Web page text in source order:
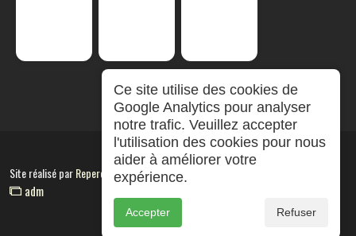
Site réalisé parRepereCom
adm
Ce site utilise des cookies de
Google Analytics pour analyser
notre trafic. Veuillez accepter
l'utilisation des cookies pour nous
aider à améliorer votre
expérience.
Accepter Refuser